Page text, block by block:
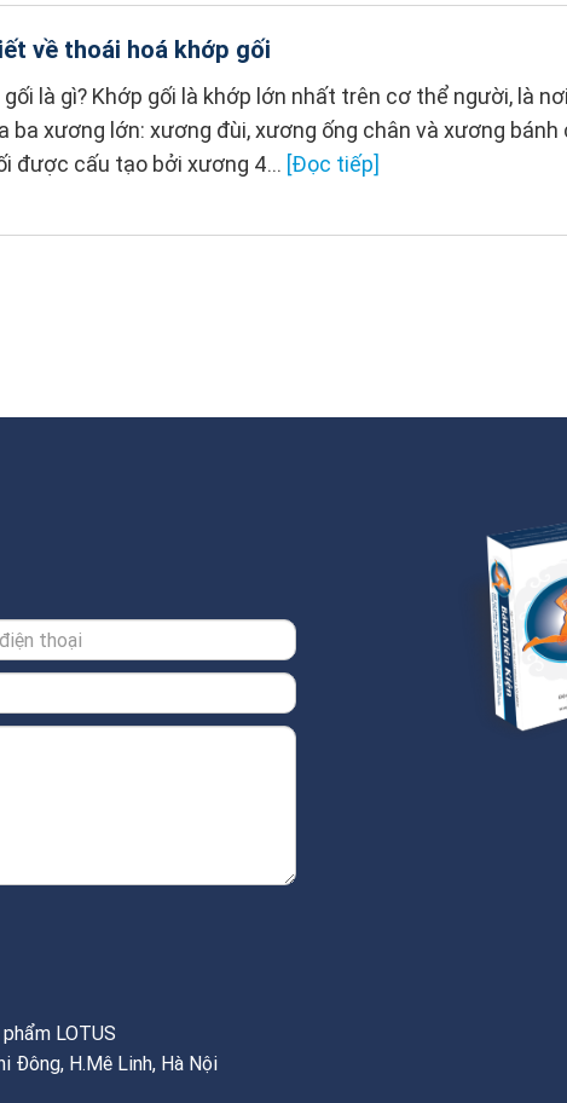
về thoái hoá khớp gối
gối là gì? Khớp gối là khớp lớn nhất trên cơ thể người, là
ba xương lớn: xương đùi, xương ống chân và xương bánh
được cấu tạo bởi xương 4... [Đọc tiếp]
LOTUS
Đông, H.Mê Linh, Hà Nội